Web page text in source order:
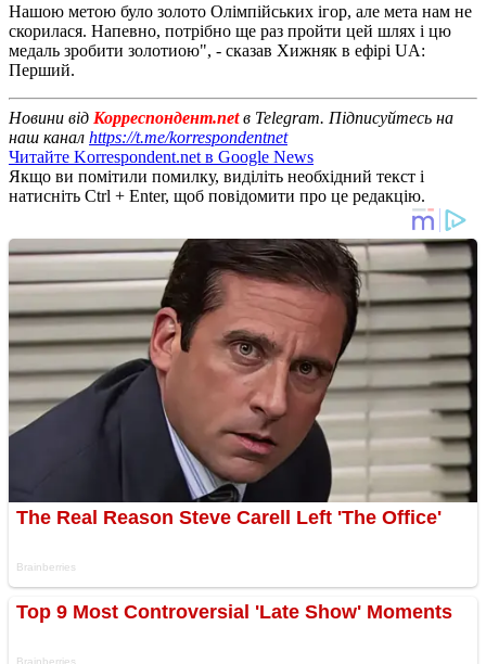
Нашою метою було золото Олімпійських ігор, але мета нам не
скорилася. Напевно, потрібно ще раз пройти цей шлях і цю
медаль зробити золотиою", - сказав Хижняк в ефірі UA:
Перший.
Новини від Корреспондент.netв Telegram. Підписуйтесь на
наш канал https://t.me/korrespondentnet
Читайте Korrespondent.net в Google News
Якщо ви помітили помилку, виділіть необхідний текст і
натисніть Ctrl + Enter, щоб повідомити про це редакцію.